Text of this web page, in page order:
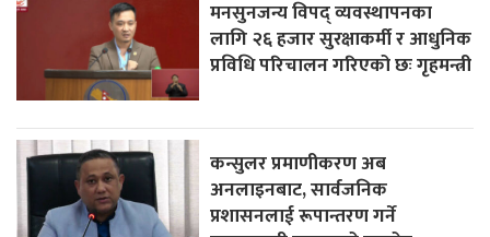
मनसुनजन्य विपद् व्यवस्थापनका
लागि २६ हजार सुरक्षाकर्मी र आधुनिक
प्रविधि परिचालन गरिएको छः गृहमन्त्री
कन्सुलर प्रमाणीकरण अब
अनलाइनबाट, सार्वजनिक
प्रशासनलाई रूपान्तरण गर्ने